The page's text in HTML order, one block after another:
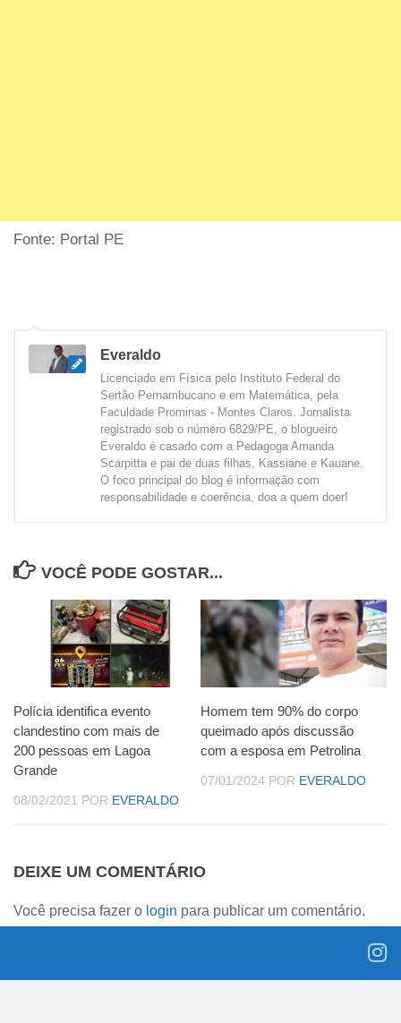
Fonte: Portal PE
Everaldo
Licenciado em Física pelo Instituto Federal do
Sertão Pernambucano e em Matemática, pela
Faculdade Prominas - Montes Claros. Jornalista
registrado sob o número 6829/PE, o blogueiro
Everaldo é casado com a Pedagoga Amanda
Scarpitta e pai de duas filhas, Kassiane e Kauane.
O foco principal do blog é informação com
responsabilidade e coerência, doa a quem doer!
VOCÊ PODE GOSTAR...
Polícia identifica evento
clandestino com mais de
200 pessoas em Lagoa
Grande
08/02/2021 POR EVERALDO
Homem tem 90% do corpo
queimado após discussão
com a esposa em Petrolina
07/01/2024 POR EVERALDO
DEIXE UM COMENTÁRIO
Você precisa fazer o login para publicar um comentário.